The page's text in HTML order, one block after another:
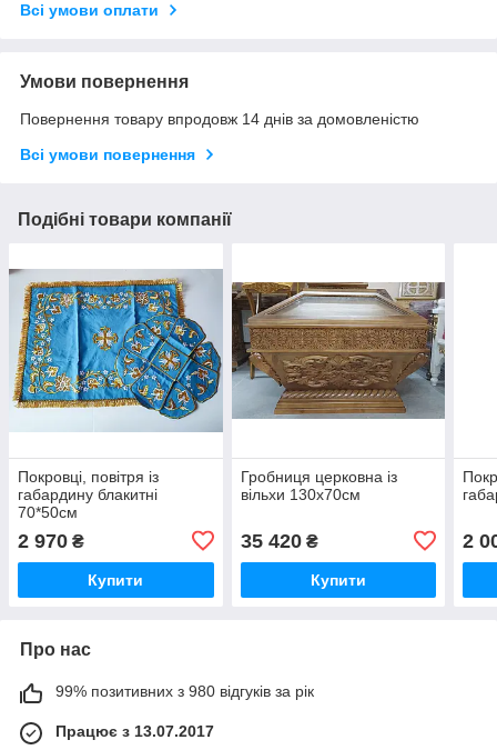
Всі умови оплати
Умови повернення
Повернення товару впродовж 14 днів за домовленістю
Всі умови повернення
Подібні товари компанії
Покровці, повітря із
габардину блакитні
70*50см
2 970 ₴
Купити
Гробниця церковна із
вільхи 130х70см
35 420₴
Купити
2
Про нас
99% позитивних з 980 відгуків за рік
Працює з 13.07.2017